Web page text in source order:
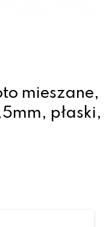
mieszane,
płaski,